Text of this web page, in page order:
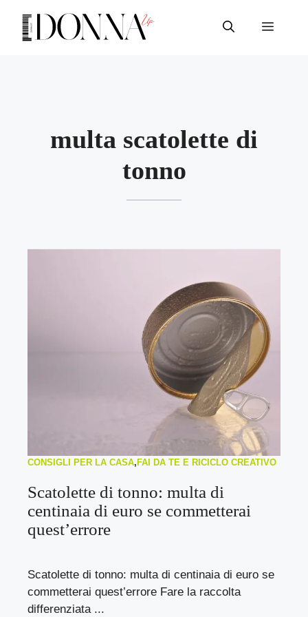
contenuto
Menu
multa scatolette di
tonno
CONSIGLI PER LA CASA, FAI DA TE E RICICLO CREATIVO
Scatolette di tonno: multa di
centinaia di euro se commetterai
quest’errore
Scatolette di tonno: multa di centinaia di euro se
commetterai quest’errore Fare la raccolta
differenziata ...